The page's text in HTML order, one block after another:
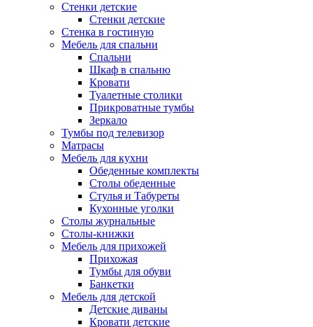
Стенки детские
Стенки детские
Стенка в гостиную
Мебель для спальни
Спальни
Шкаф в спальню
Кровати
Туалетные столики
Прикроватные тумбы
Зеркало
Тумбы под телевизор
Матрасы
Мебель для кухни
Обеденные комплекты
Столы обеденные
Стулья и Табуреты
Кухонные уголки
Столы журнальные
Столы-книжки
Мебель для прихожей
Прихожая
Тумбы для обуви
Банкетки
Мебель для детской
Детские диваны
Кровати детские